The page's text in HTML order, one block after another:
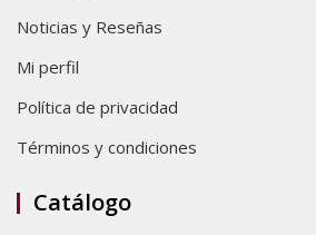
Noticias y Reseñas
Mi perfil
Política de privacidad
Términos y condiciones
Catálogo